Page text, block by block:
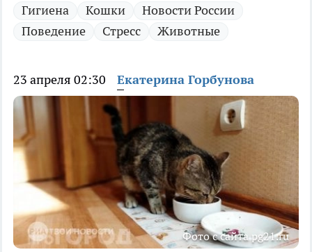
Гигиена Кошки
Новости России
Поведение
Стресс Животные
23 апреля 02:30 Екатерина Горбунова
Фото с сайта pg21.ru